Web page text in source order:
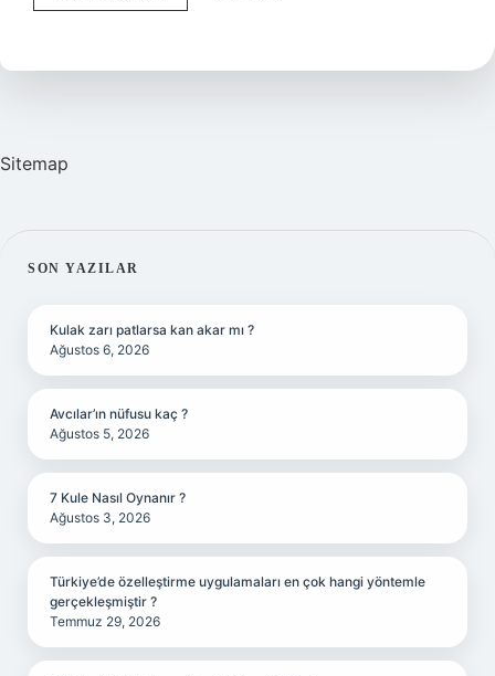
Sakızı
Sitemap
SIDEBAR
SON YAZILAR
Kulak zarı patlarsa kan akar mı ?
Ağustos 6, 2026
Avcılar’ın nüfusu kaç ?
Ağustos 5, 2026
7 Kule Nasıl Oynanır ?
Ağustos 3, 2026
Türkiye’de özelleştirme uygulamaları en çok hangi yöntemle
gerçekleşmiştir ?
Temmuz 29, 2026